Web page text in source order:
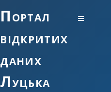
Портал
відкритих
даних
Луцька